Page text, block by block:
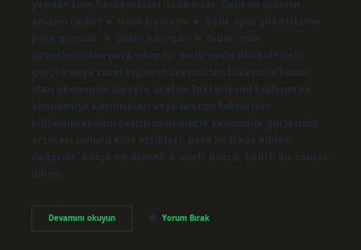
yapılan tüm harcamaları ifade eder. Gelir ve giderin
anlamı nedir? ► Gelir Kavramı ► Gelir, spor şirketlerine
para girişidir. ► Gider Kavramı ► Gider, spor
şirketlerinden para çıkışıdır. Gelir nedir ilkokul? Gelir,
gerçek veya tüzel kişilerin üretimden tüketime kadar
olan ekonomik süreçte üretim faktörlerini kullanarak
ekonomiye katılmaları veya üretim faktörleri
kullanılmaksızın çeşitli nedenlerle ekonomik güçlerinin
artması sonucu elde ettikleri, para ile ifade edilen
değerdir. Bütçe ne demek 4. sınıf? Bütçe, belirli bir zaman
dilimi…
Devamını okuyunGider
Ne
Yorum Bırak